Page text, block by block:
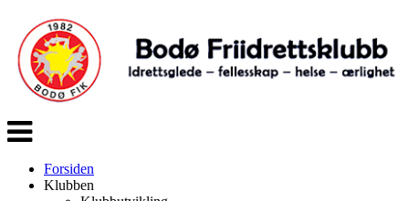
Veksle
navigasjon
Forsiden
Klubben